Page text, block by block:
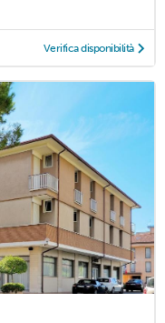
Verifica disponibilità